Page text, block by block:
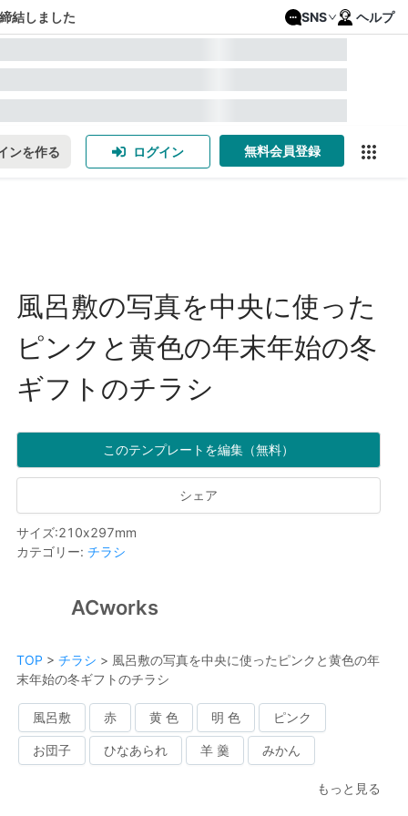
結しました SNS ヘルプ
ンを作る ログイン 無料会員登録
風呂敷の写真を中央に使った
ピンクと黄色の年末年始の冬
ギフトのチラシ
このテンプレートを編集（無料）
シェア
サイズ:210x297mm
カテゴリー: チラシ
ACworks
TOP > チラシ > 風呂敷の写真を中央に使ったピンクと黄色の年
末年始の冬ギフトのチラシ
風呂敷 赤 黄 色 明 色 ピンク
お団子 ひなあられ 羊 羹 みかん
もっと見る